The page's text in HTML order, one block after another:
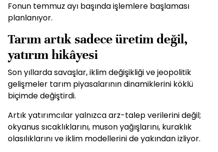
Fonun temmuz ayı başında işlemlere başlaması
planlanıyor.
Tarım artık sadece üretim değil,
yatırım hikâyesi
Son yıllarda savaşlar, iklim değişikliği ve jeopolitik
gelişmeler tarım piyasalarının dinamiklerini köklü
biçimde değiştirdi.
Artık yatırımcılar yalnızca arz-talep verilerini değil;
okyanus sıcaklıklarını, muson yağışlarını, kuraklık
olasılıklarını ve iklim modellerini de yakından izliyor.